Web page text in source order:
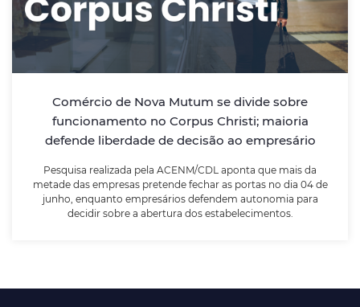
Comércio de Nova Mutum se divide sobre
funcionamento no Corpus Christi; maioria
defende liberdade de decisão ao empresário
Pesquisa realizada pela ACENM/CDL aponta que mais da
metade das empresas pretende fechar as portas no dia 04 de
junho, enquanto empresários defendem autonomia para
decidir sobre a abertura dos estabelecimentos.
empresário
Pesquisa realizada pela ACENM/CDL aponta que mais
autonomia para decidir sobre a abertura dos
estabelecimentos.
LEIA MAIS